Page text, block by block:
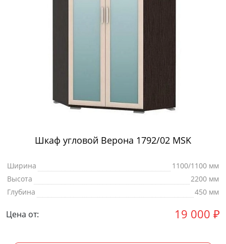
Шкаф угловой Верона 1792/02 MSK
Ширина
1100/1100 мм
Высота
2200 мм
Глубина
450 мм
Цена от: 19 000 ₽